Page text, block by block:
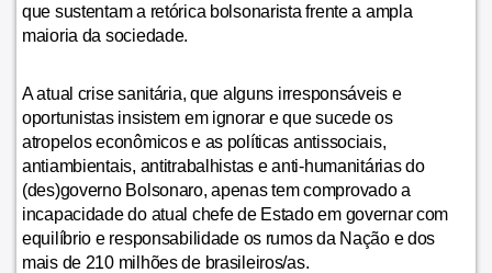
que sustentam a retórica bolsonarista frente a ampla
maioria da sociedade.
A atual crise sanitária, que alguns irresponsáveis e
oportunistas insistem em ignorar e que sucede os
atropelos econômicos e as políticas antissociais,
antiambientais, antitrabalhistas e anti-humanitárias do
(des)governo Bolsonaro, apenas tem comprovado a
incapacidade do atual chefe de Estado em governar com
equilíbrio e responsabilidade os rumos da Nação e dos
mais de 210 milhões de brasileiros/as.